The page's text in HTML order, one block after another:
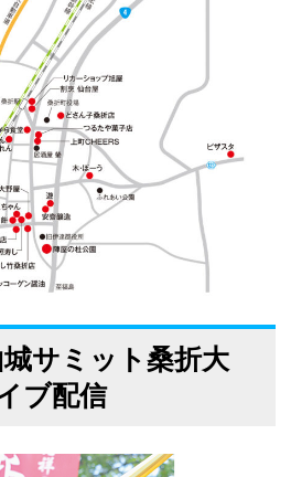
サミット桑折大
ブ配信